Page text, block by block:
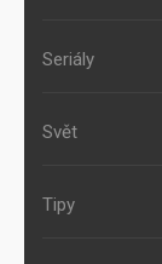
Seriály
Svět
Tipy